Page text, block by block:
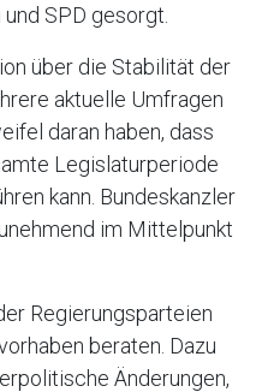
SPD gesorgt.
über die Stabilität der
aktuelle Umfragen
daran haben, dass
Legislaturperiode
kann. Bundeskanzler
im Mittelpunkt
Regierungsparteien
beraten. Dazu
Änderungen,